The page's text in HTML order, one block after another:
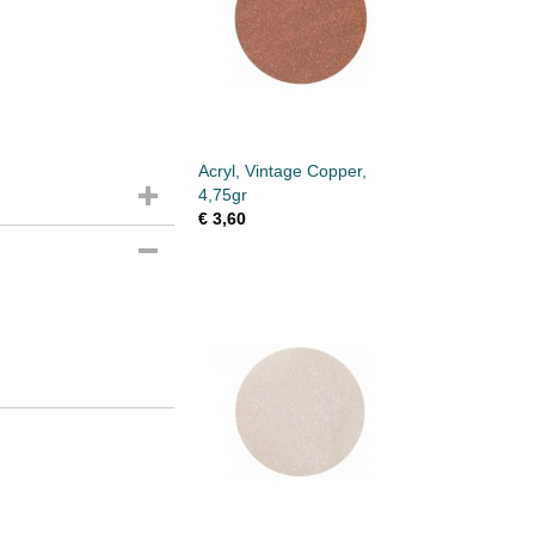
Acryl, Vintage Copper,
4,75gr
€ 3,60